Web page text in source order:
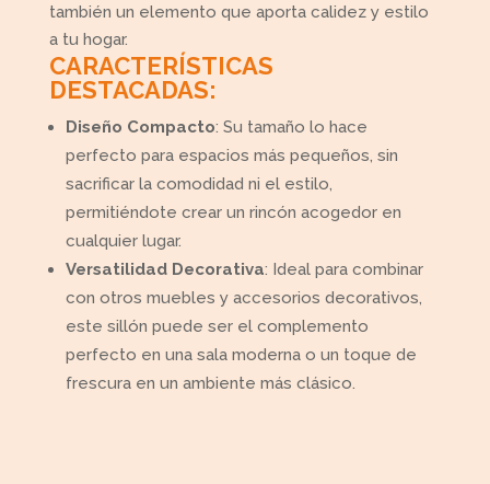
también un elemento que aporta calidez y estilo
a tu hogar.
CARACTERÍSTICAS
DESTACADAS:
Diseño Compacto: Su tamaño lo hace
perfecto para espacios más pequeños, sin
sacrificar la comodidad ni el estilo,
permitiéndote crear un rincón acogedor en
cualquier lugar.
Versatilidad Decorativa: Ideal para combinar
con otros muebles y accesorios decorativos,
este sillón puede ser el complemento
perfecto en una sala moderna o un toque de
frescura en un ambiente más clásico.